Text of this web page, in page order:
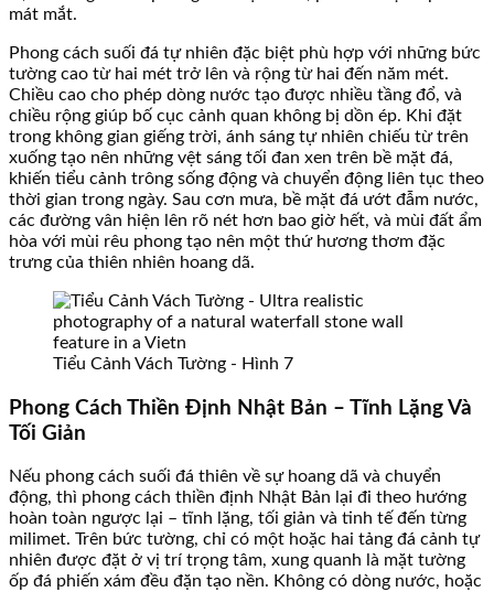
mát mắt.
Phong cách suối đá tự nhiên đặc biệt phù hợp với những bức
tường cao từ hai mét trở lên và rộng từ hai đến năm mét.
Chiều cao cho phép dòng nước tạo được nhiều tầng đổ, và
chiều rộng giúp bố cục cảnh quan không bị dồn ép. Khi đặt
trong không gian giếng trời, ánh sáng tự nhiên chiếu từ trên
xuống tạo nên những vệt sáng tối đan xen trên bề mặt đá,
khiến tiểu cảnh trông sống động và chuyển động liên tục theo
thời gian trong ngày. Sau cơn mưa, bề mặt đá ướt đẫm nước,
các đường vân hiện lên rõ nét hơn bao giờ hết, và mùi đất ẩm
hòa với mùi rêu phong tạo nên một thứ hương thơm đặc
trưng của thiên nhiên hoang dã.
Tiểu Cảnh Vách Tường - Hình 7
Phong Cách Thiền Định Nhật Bản – Tĩnh Lặng Và
Tối Giản
Nếu phong cách suối đá thiên về sự hoang dã và chuyển
động, thì phong cách thiền định Nhật Bản lại đi theo hướng
hoàn toàn ngược lại – tĩnh lặng, tối giản và tinh tế đến từng
milimet. Trên bức tường, chỉ có một hoặc hai tảng đá cảnh tự
nhiên được đặt ở vị trí trọng tâm, xung quanh là mặt tường
ốp đá phiến xám đều đặn tạo nền. Không có dòng nước, hoặc